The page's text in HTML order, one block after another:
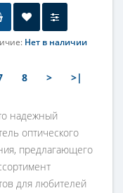
Нет в наличии
8 > >|
надежный
оптического
предлагающего
для любителей